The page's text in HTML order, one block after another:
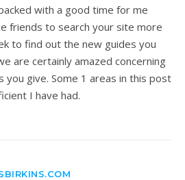
with a good time for me
friends to search your site more
to find out the new guides you
are certainly amazed concerning
you give. Some 1 areas in this post
I have had.